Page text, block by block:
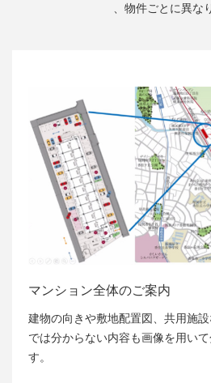
、物件ごとに異な
マンション全体のご案内
建物の向きや敷地配置図、共用施
では分からない内容も画像を用い
す。